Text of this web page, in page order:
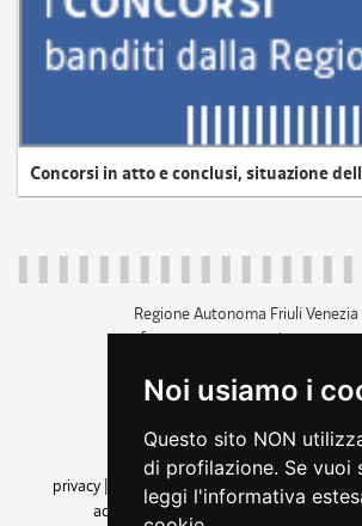
Noi usiamo i
Questo sito NON
di profilazione. Se vuoi
leggi l'informativa
Concorsi in atto e conclusi, situazione
Regione Autonoma Friuli
c.f. 80014930327; p.iva
+39 040 3771111
amministrazione
privacy
cookie |note legali accessibilità
accessibilità| feedback cambio